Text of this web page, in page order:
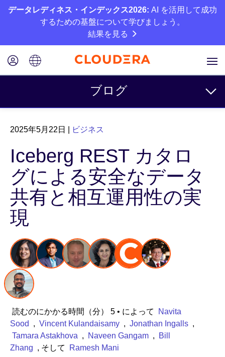
データレディネス・インデックス2026: AI を活用して成功
するための基盤について学びましょう。
結果を見る
ブログ
トピック
ビジネス
テクニカル
パートナー
カルチャー
業界
金融サービス
製造
保険
通信
2025年5月22日 ビジネス
Iceberg REST カタロ
グによる安全なデータ
共有と相互運用性の実
現
読むのにかかる時間（分） 5 • によって
Navita
Sood
, Vincent Kulandaisamy , Jonathan Ingalls ,
Tamara Astakhova , Naveen Gangam ,
Bill
Zhang , そして Ramesh Mani